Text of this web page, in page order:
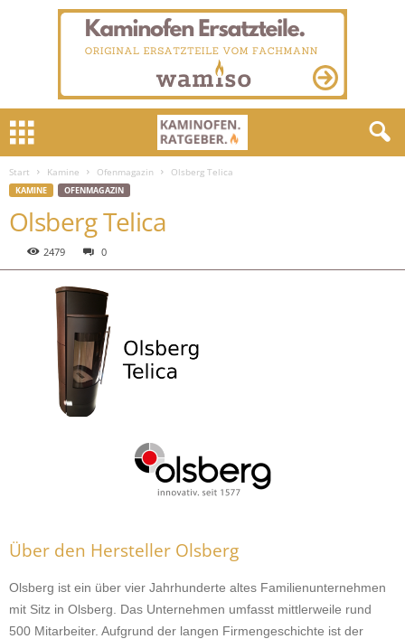
Start Kamine Ofenmagazin Olsberg Telica
KAMINE OFENMAGAZIN
Olsberg Telica
2479 0
Über den Hersteller Olsberg
Olsberg ist ein über vier Jahrhunderte altes Familienunternehmen
mit Sitz in Olsberg. Das Unternehmen umfasst mittlerweile rund
500 Mitarbeiter. Aufgrund der langen Firmengeschichte ist der